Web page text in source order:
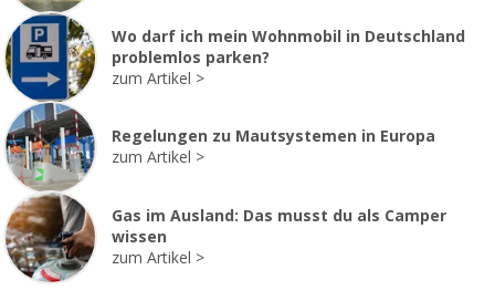
Wo darf ich mein Wohnmobil in Deutschland
problemlos parken?
zum Artikel
Regelungen zu Mautsystemen in Europa
zum Artikel
Gas im Ausland: Das musst du als Camper
wissen
zum Artikel